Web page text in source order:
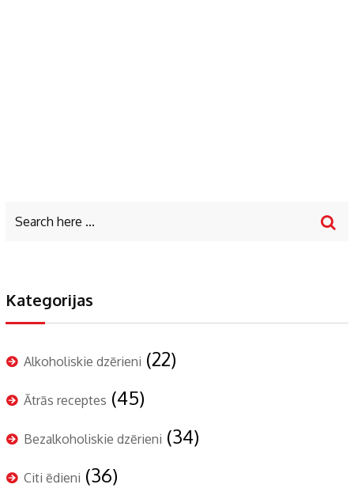
Kategorijas
Alkoholiskie dzērieni (22)
Ātrās receptes (45)
Bezalkoholiskie dzērieni (34)
Citi ēdieni (36)